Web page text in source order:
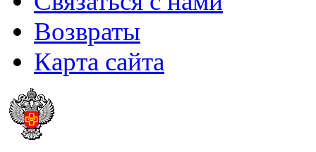
Возвраты
Карта сайта